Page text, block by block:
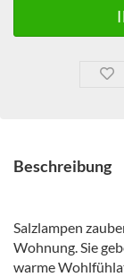
Beschreibung
Salzlampen
Wohnung. Sie
warme